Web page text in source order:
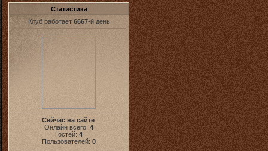
Статистика
Клуб работает 6667-й день
Сейчас на сайте:
Онлайн всего: 4
Гостей: 4
Пользователей: 0